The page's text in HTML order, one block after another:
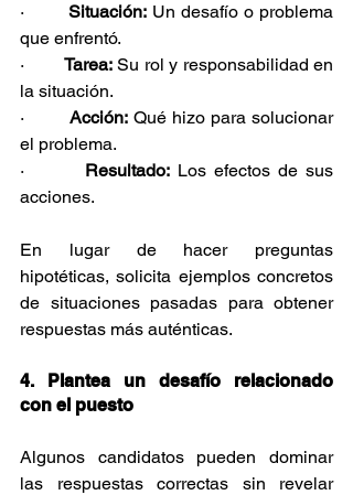
· Situación: Un desafío o problema
que enfrentó.
· Tarea: Su rol y responsabilidad en
la situación.
· Acción: Qué hizo para solucionar
el problema.
· Resultado: Los efectos de sus
acciones.
En lugar de hacer preguntas
hipotéticas, solicita ejemplos concretos
de situaciones pasadas para obtener
respuestas más auténticas.
4. Plantea un desafío relacionado
con el puesto
Algunos candidatos pueden dominar
las respuestas correctas sin revelar